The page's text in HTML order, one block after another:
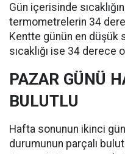
Gün içerisinde
termometrelerin 34
Kentte günün en düşük
sıcaklığı ise 34 derece
PAZAR GÜNÜ
BULUTLU
Hafta sonunun ikinci
durumunun parçalı